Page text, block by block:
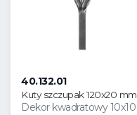
40.132.01
Kuty szczupak 120x20 mm
Dekor kwadratowy 10x10